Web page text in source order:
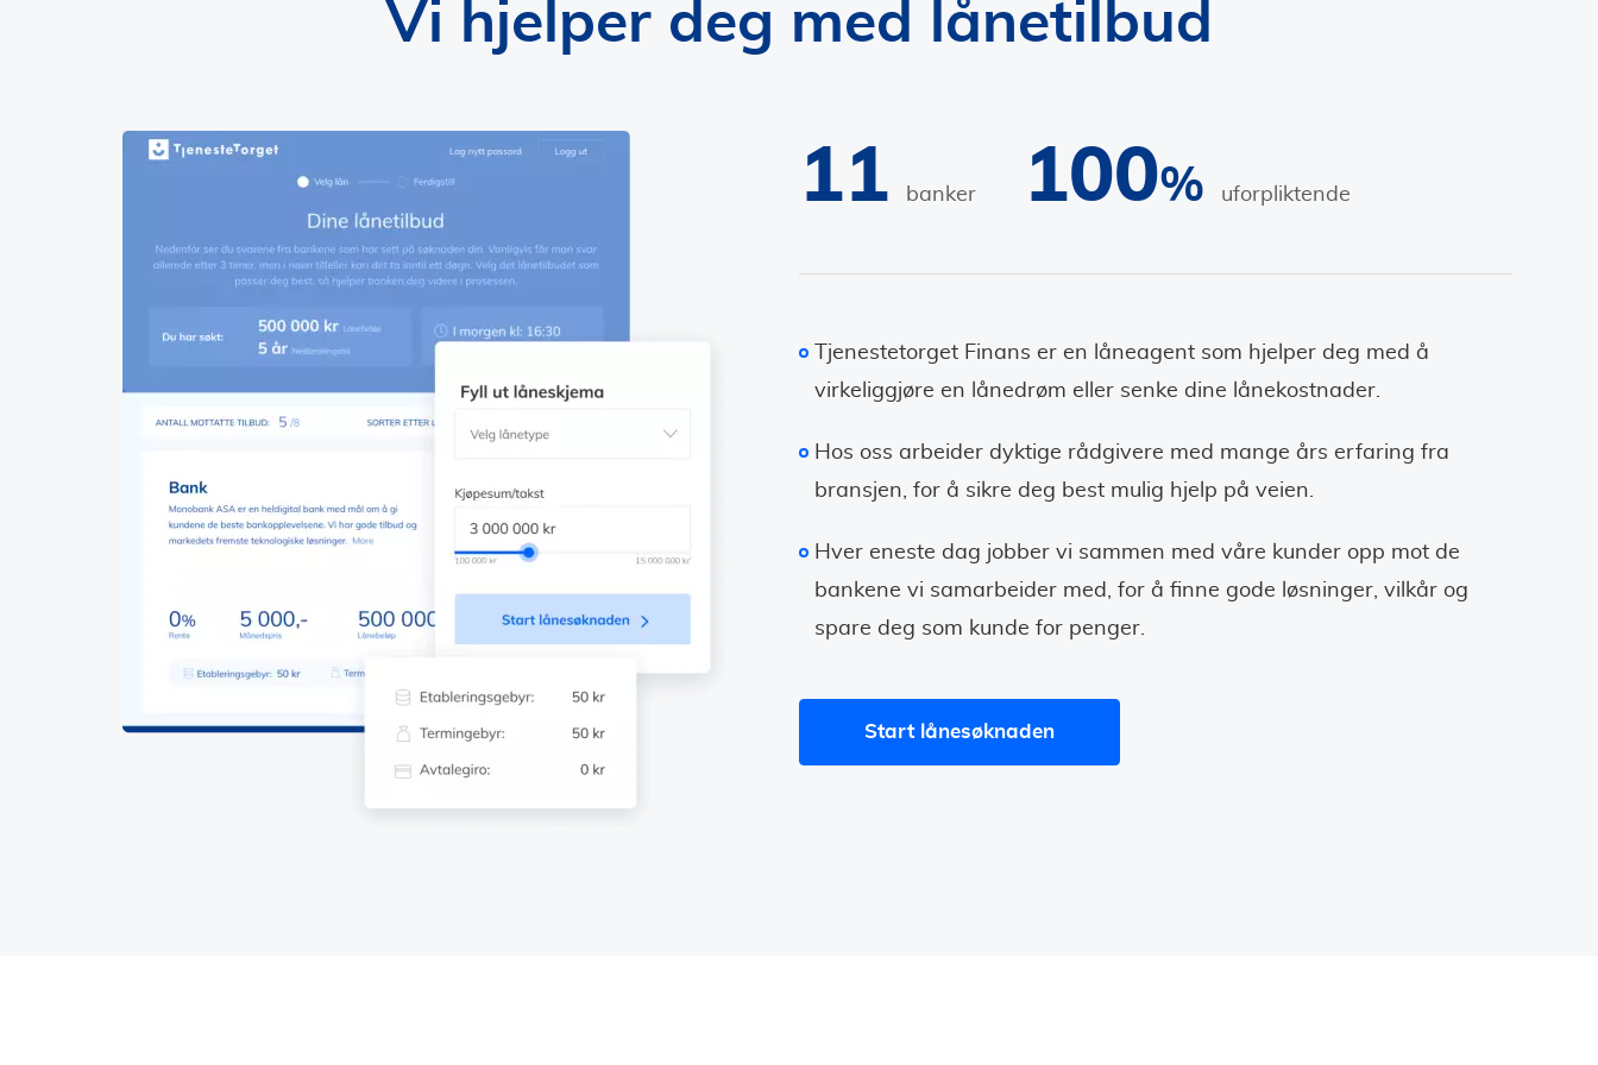
Vi hjelper deg med lånetilbud
11 banker 100% uforpliktende
Tjenestetorget Finans er en låneagent som hjelper deg med å
virkeliggjøre en lånedrøm eller senke dine lånekostnader.
Hos oss arbeider dyktige rådgivere med mange års erfaring fra
bransjen, for å sikre deg best mulig hjelp på veien.
Hver eneste dag jobber vi sammen med våre kunder opp mot de
bankene vi samarbeider med, for å finne gode løsninger, vilkår og
spare deg som kunde for penger.
Start lånesøknaden